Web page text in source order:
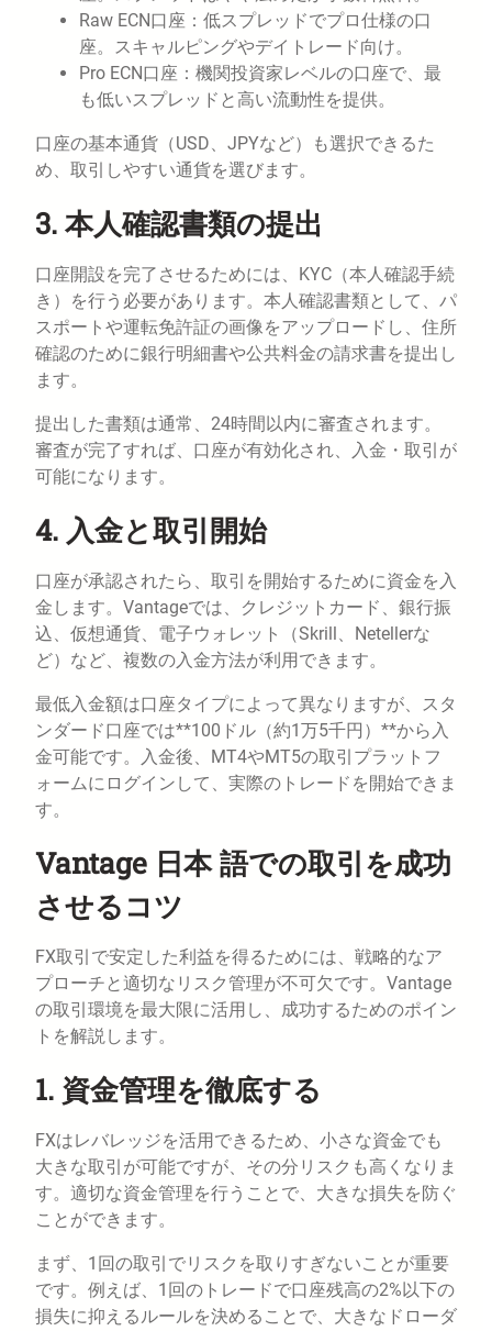
Raw ECN口座：低スプレッドでプロ仕様の口
座。スキャルピングやデイトレード向け。
Pro ECN口座：機関投資家レベルの口座で、最
も低いスプレッドと高い流動性を提供。
口座の基本通貨（USD、JPYなど）も選択できるた
め、取引しやすい通貨を選びます。
3. 本人確認書類の提出
口座開設を完了させるためには、KYC（本人確認手続
き）を行う必要があります。本人確認書類として、パ
スポートや運転免許証の画像をアップロードし、住所
確認のために銀行明細書や公共料金の請求書を提出し
ます。
提出した書類は通常、24時間以内に審査されます。
審査が完了すれば、口座が有効化され、入金・取引が
可能になります。
4. 入金と取引開始
口座が承認されたら、取引を開始するために資金を入
金します。Vantageでは、クレジットカード、銀行振
込、仮想通貨、電子ウォレット（Skrill、Netellerな
ど）など、複数の入金方法が利用できます。
最低入金額は口座タイプによって異なりますが、スタ
ンダード口座では**100ドル（約1万5千円）**から入
金可能です。入金後、MT4やMT5の取引プラットフ
ォームにログインして、実際のトレードを開始できま
す。
Vantage 日本 語での取引を成功
させるコツ
FX取引で安定した利益を得るためには、戦略的なア
プローチと適切なリスク管理が不可欠です。Vantage
の取引環境を最大限に活用し、成功するためのポイン
トを解説します。
1. 資金管理を徹底する
FXはレバレッジを活用できるため、小さな資金でも
大きな取引が可能ですが、その分リスクも高くなりま
す。適切な資金管理を行うことで、大きな損失を防ぐ
ことができます。
まず、1回の取引でリスクを取りすぎないことが重要
です。例えば、1回のトレードで口座残高の2%以下の
損失に抑えるルールを決めることで、大きなドローダ